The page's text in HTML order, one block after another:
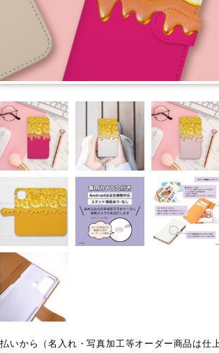
払いから（名入れ・写真加工等オーダー商品は